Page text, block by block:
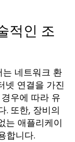
적인 조
네트워크 환
넷 연결을 가진
우에 따라 유
. 또한, 장비의
는 애플리케이
합니다.